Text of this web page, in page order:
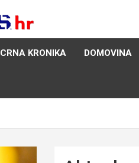
CRNA KRONIKA DOMOVINA